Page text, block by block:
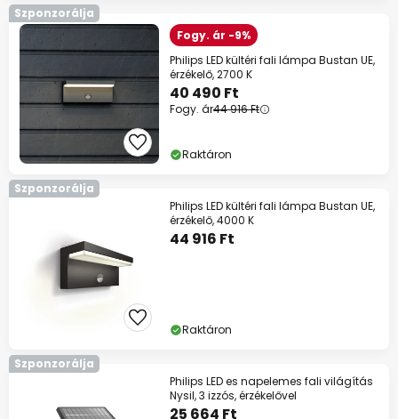
Szponzorálja
Fogy. ár -9%
Philips LED kültéri fali lámpa Bustan UE,
érzékelő, 2700 K
40 490 Ft
Fogy. ár44 916 Ft
Raktáron
Szponzorálja
Philips LED kültéri fali lámpa Bustan UE,
érzékelő, 4000 K
44 916 Ft
Raktáron
Szponzorálja
Philips LED es napelemes fali világítás
Nysil, 3 izzós, érzékelővel
25 664 Ft